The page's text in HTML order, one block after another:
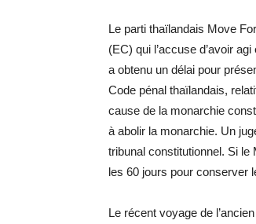
Le parti thaïlandais Move
(EC) qui l’accuse d’avoir
a obtenu un délai pour
Code pénal thaïlandais,
cause de la monarchie
à abolir la monarchie. Un
tribunal constitutionnel. Si le
les 60 jours pour conserver
Le récent voyage de